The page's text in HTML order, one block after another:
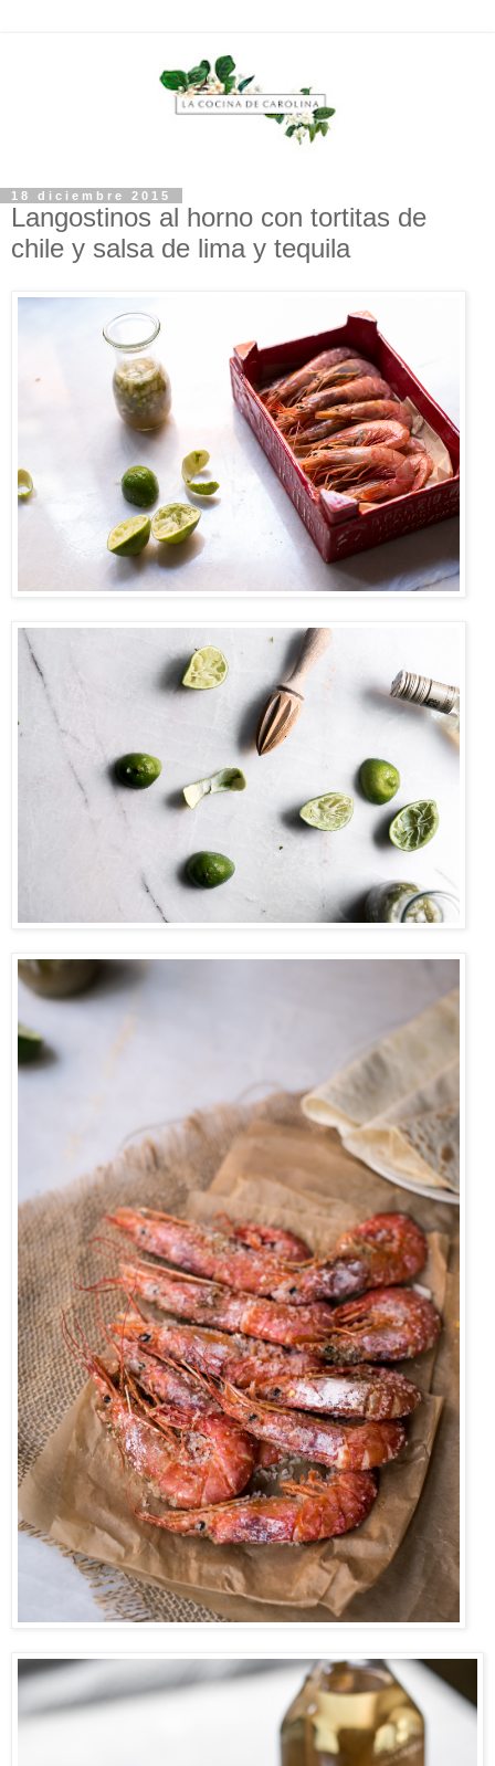
18 diciembre 2015
Langostinos al horno con tortitas de
chile y salsa de lima y tequila